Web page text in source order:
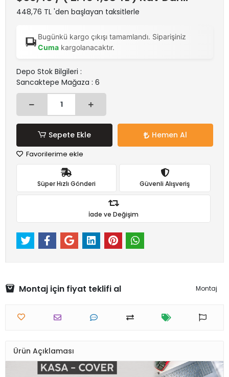
448,76 TL 'den başlayan taksitlerle
Bugünkü kargo çıkışı tamamlandı. Siparişiniz
Cumakargolanacaktır.
Depo Stok Bilgileri :
Sancaktepe Mağaza : 6
Sepete Ekle Hemen Al
Favorilerime ekle
Süper Hızlı Gönderi Güvenli Alışveriş
İade ve Değişim
Montaj için fiyat teklifi al Montaj
Ürün Açıklaması